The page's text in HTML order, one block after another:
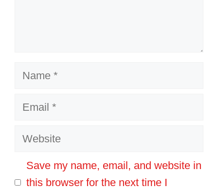
Name
Email
Website
Save my name, email, and website in
this browser for the next time I